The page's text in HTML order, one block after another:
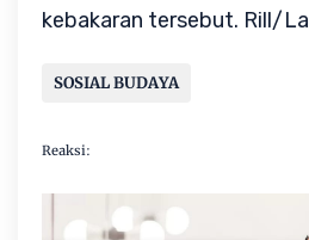
kebakaran tersebut. Rill/La
SOSIAL BUDAYA
Reaksi: